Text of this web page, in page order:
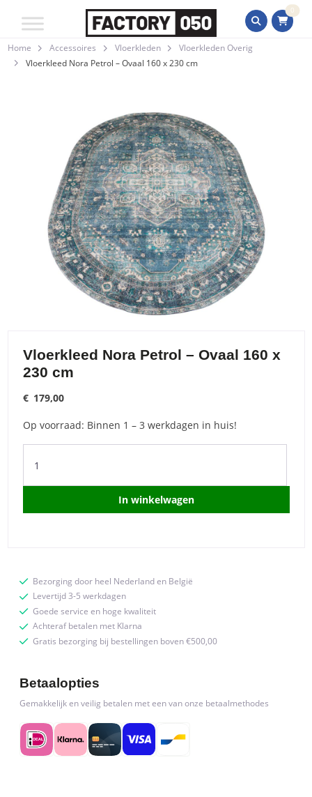
0
Home Accessoires Vloerkleden
Vloerkleden Overig
Vloerkleed Nora Petrol – Ovaal 160 x 230 cm
Vloerkleed Nora Petrol – Ovaal 160 x
230 cm
€ 179,00
Op voorraad: Binnen 1 – 3 werkdagen in huis!
Nora
quantity
In winkelwagen
Bezorging door heel Nederland en België
Levertijd 3-5 werkdagen
Goede service en hoge kwaliteit
Achteraf betalen met Klarna
Gratis bezorging bij bestellingen boven €500,00
Betaalopties
Gemakkelijk en veilig betalen met een van onze betaalmethodes